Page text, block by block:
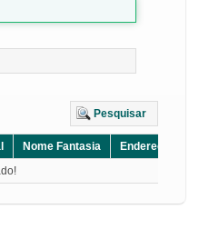
Pesquisar
Nome Fantasia Endereço